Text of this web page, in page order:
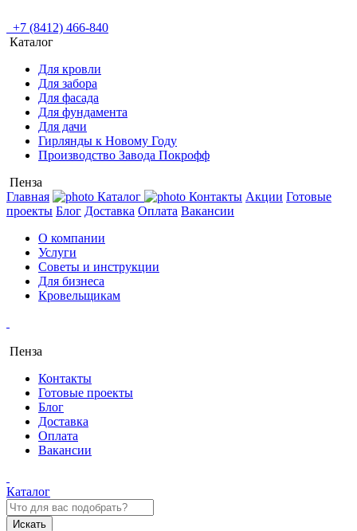
+7 (8412) 466-840
Каталог
Для кровли
Для забора
Для фасада
Для фундамента
Для дачи
Гирлянды к Новому Году
Производство Завода Покрофф
Пенза
Главная
Каталог Контакты Акции Готовые
проекты Блог Доставка Оплата Вакансии
О компании
Услуги
Советы и инструкции
Для бизнеса
Кровельщикам
Пенза
Контакты
Готовые проекты
Блог
Доставка
Оплата
Вакансии
Каталог
Искать